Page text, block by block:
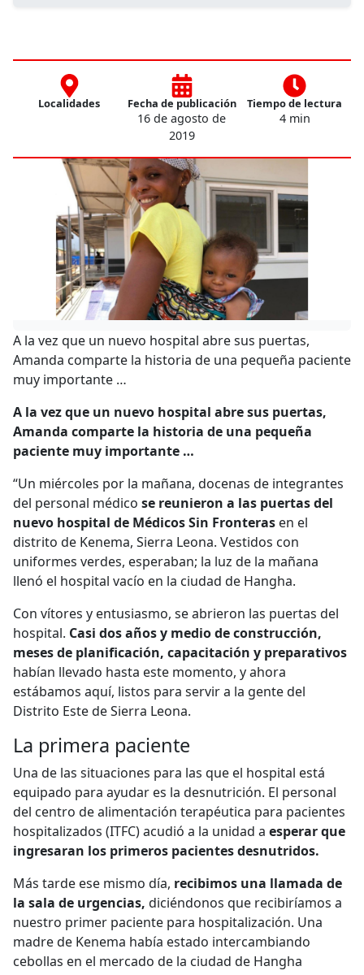
Localidades Fecha de publicación
16 de agosto de
2019
Tiempo de lectura
4 min
A la vez que un nuevo hospital abre sus puertas,
Amanda comparte la historia de una pequeña paciente
muy importante …
A la vez que un nuevo hospital abre sus puertas,
Amanda comparte la historia de una pequeña
paciente muy importante …
“Un miércoles por la mañana, docenas de integrantes
del personal médico se reunieron a las puertas del
nuevo hospital de Médicos Sin Fronteras en el
distrito de Kenema, Sierra Leona. Vestidos con
uniformes verdes, esperaban; la luz de la mañana
llenó el hospital vacío en la ciudad de Hangha.
Con vítores y entusiasmo, se abrieron las puertas del
hospital. Casi dos años y medio de construcción,
meses de planificación, capacitación y preparativos
habían llevado hasta este momento, y ahora
estábamos aquí, listos para servir a la gente del
Distrito Este de Sierra Leona.
La primera paciente
Una de las situaciones para las que el hospital está
equipado para ayudar es la desnutrición. El personal
del centro de alimentación terapéutica para pacientes
hospitalizados (ITFC) acudió a la unidad a esperar que
ingresaran los primeros pacientes desnutridos.
Más tarde ese mismo día, recibimos una llamada de
la sala de urgencias, diciéndonos que recibiríamos a
nuestro primer paciente para hospitalización. Una
madre de Kenema había estado intercambiando
cebollas en el mercado de la ciudad de Hangha